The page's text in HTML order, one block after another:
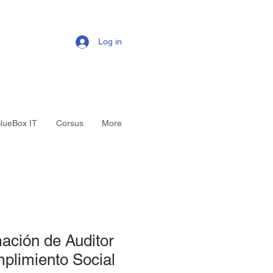
Log in
IT Corsus More
de Auditor
Social